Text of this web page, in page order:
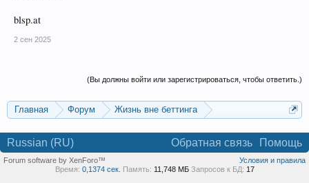
blsp.at
2 сен 2025
(Вы должны войти или зарегистрироваться, чтобы ответить.)
Главная Форум
Жизнь вне беттинга
Russian (RU) Обратная связь Помощь
Условия и правила
Forum software by XenForo™
Время: 0,1374 сек. Память: 11,748 МБ Запросов к БД: 17